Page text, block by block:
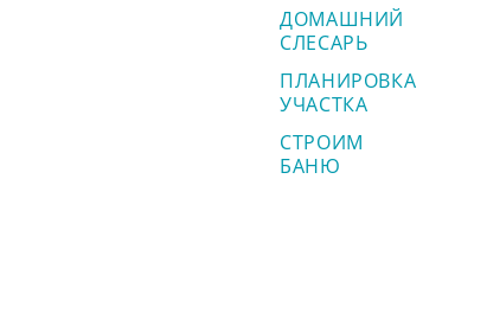
ДОМАШНИЙ
СЛЕСАРЬ
ПЛАНИРОВКА
УЧАСТКА
СТРОИМ
БАНЮ